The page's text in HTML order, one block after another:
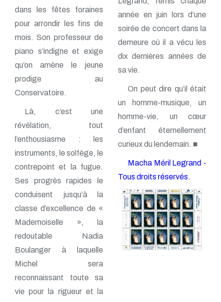
dans les fêtes foraines
pour arrondir les fins de
mois. Son professeur de
piano s’indigne et exige
qu’on amène le jeune
prodige au
Conservatoire.
Là, c’est une
révélation, tout
l’enthousiasme : les
instruments, le solfège, le
contrepoint et la fugue.
Ses progrès rapides le
conduisent jusqu’à la
classe d’excellence de «
Mademoiselle », la
redoutable Nadia
Boulanger à laquelle
Michel sera
reconnaissant toute sa
vie pour la rigueur et la
année en juin lors d’une
soirée de concert dans la
demeure où il a vécu les
dix dernières années de
sa vie.
On peut dire qu’il était
un homme-musique, un
homme-vie, un cœur
d’enfant éternellement
curieux du lendemain. ■
Macha Méril Legrand -
Tous droits réservés.